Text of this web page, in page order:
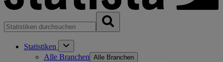
Statistiken
Alle Branchen Alle Branchen